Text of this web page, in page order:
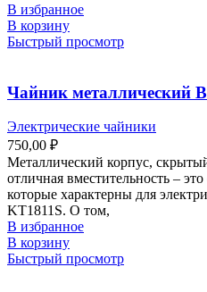
В избранное
В корзину
Быстрый просмотр
Чайник металлический
Электрические чайники
750,00 ₽
Металлический корпус,
отличная вместительность –
которые характерны для
KT1811S. О том,
В избранное
В корзину
Быстрый просмотр